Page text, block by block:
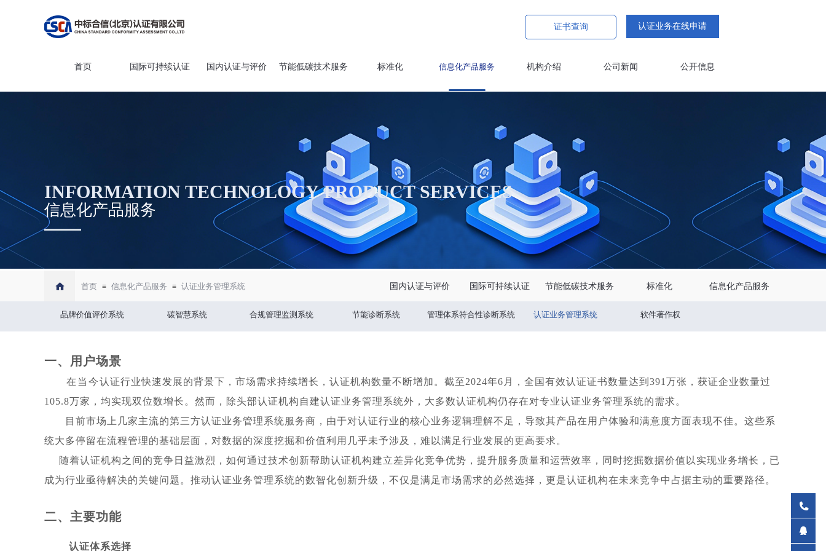
认证业务在线申请
证书查询
首页 国际可持续认证 国内认证与评价 节能低碳技术服务 标准化 信息化产品服务 机构介绍 公司新闻 公开信息
信息化产品服务
INFORMATION TECHNOLOGY PRODUCT SERVICES
国内认证与评价 国际可持续认证 节能低碳技术服务 标准化 信息化产品服务
首页 ≡ 信息化产品服务 ≡ 认证业务管理系统
品牌价值评价系统 碳智慧系统 合规管理监测系统 节能诊断系统 管理体系符合性诊断系统 认证业务管理系统 软件著作权
雨林联盟认证 UTZ认证 公平野生认证 Travelife可持续旅游认证 UEBT认证 ProTerra认证 更多
一、用户场景
在当今认证行业快速发展的背景下，市场需求持续增长，认证机构数量不断增加。截至2024年6 月，全国有效认证证书数量达到 391 万张，获证企业数量过
105.8万家，均实现双位数增长。然而，除头部认证机构自建认证业务管理系统外，大多数认证机构仍存在对专业认证业务管理系统的需求。
目前市场上几家主流的第三方认证业务管理系统服务商，由于对认证行业的核心业务逻辑理解不足，导致其产品在用户体验和满意度方面表现不佳。这些系
统大多停留在流程管理的基础层面，对数据的深度挖掘和价值利用几乎未予涉及，难以满足行业发展的更高要求。
随着认证机构之间的竞争日益激烈，如何通过技术创新帮助认证机构建立差异化竞争优势，提升服务质量和运营效率，同时挖掘数据价值以实现业务增长，已
成为行业亟待解决的关键问题。推动认证业务管理系统的数智化创新升级，不仅是满足市场需求的必然选择，更是认证机构在未来竞争中占据主动的重要路径。
二、主要功能
认证体系选择